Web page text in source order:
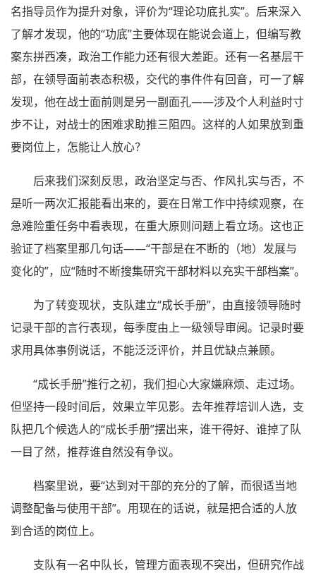
名指导员作为提升对象，评价为“理论功底扎实”。后来深入
了解才发现，他的“功底”主要体现在能说会道上，但编写教
案东拼西凑，政治工作能力还有很大差距。还有一名基层干
部，在领导面前表态积极，交代的事件件有回音，可一了解
发现，他在战士面前则是另一副面孔——涉及个人利益时寸
步不让，对战士的困难求助推三阻四。这样的人如果放到重
要岗位上，怎能让人放心？
后来我们深刻反思，政治坚定与否、作风扎实与否，不
是听一两次汇报能看出来的，要在日常工作中持续观察，在
急难险重任务中看表现，在重大原则问题上看立场。这也正
验证了档案里那几句话——“干部是在不断的（地）发展与
变化的”，应“随时不断搜集研究干部材料以充实干部档案”。
为了转变现状，支队建立“成长手册”，由直接领导随时
记录干部的言行表现，每季度由上一级领导审阅。记录时要
求用具体事例说话，不能泛泛评价，并且优缺点兼顾。
“成长手册”推行之初，我们担心大家嫌麻烦、走过场。
但坚持一段时间后，效果立竿见影。去年推荐培训人选，支
队把几个候选人的“成长手册”摆出来，谁干得好、谁掉了队
一目了然，推荐谁自然没有争议。
档案里说，要“达到对干部的充分的了解，而很适当地
调整配备与使用干部”。用现在的话说，就是把合适的人放
到合适的岗位上。
支队有一名中队长，管理方面表现不突出，但研究作战